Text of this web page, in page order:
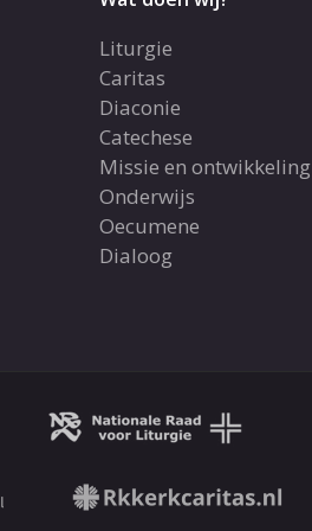
Liturgie
Caritas
Diaconie
Catechese
Missie en ontwikkeling
Onderwijs
Oecumene
Dialoog